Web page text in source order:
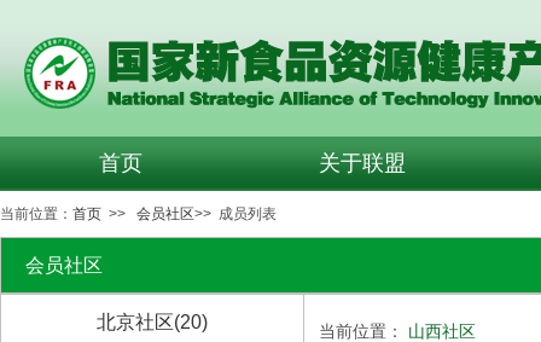
首页 关于联盟
当前位置： 首页 >> 会员社区>> 成员列表
会员社区
北京社区(20) 当前位置： 山西社区